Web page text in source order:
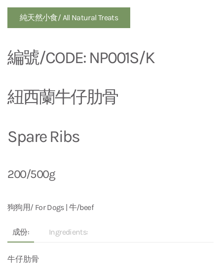
純天然小食/ All Natural Treats
編號/CODE: NP001S/K
紐西蘭牛仔肋骨
Spare Ribs
200/500g
狗狗用/ For Dogs | 牛/beef
成份: Ingredients:
牛仔肋骨